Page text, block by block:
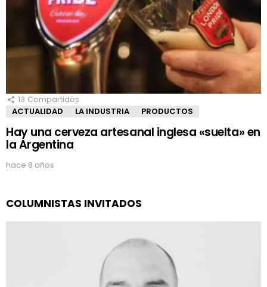
13 Compartidos
ACTUALIDAD
LA INDUSTRIA PRODUCTOS
Hay una cerveza artesanal inglesa «suelta» en
la Argentina
hace 8 años
COLUMNISTAS INVITADOS